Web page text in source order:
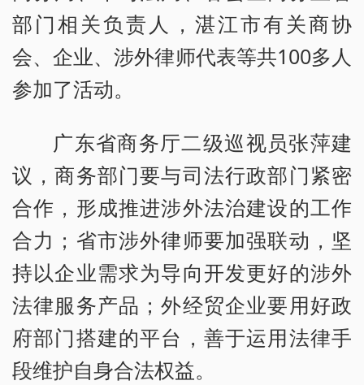
部门相关负责人，湛江市有关商协
会、企业、涉外律师代表等共100多人
参加了活动。
广东省商务厅二级巡视员张萍建
议，商务部门要与司法行政部门紧密
合作，形成推进涉外法治建设的工作
合力；省市涉外律师要加强联动，坚
持以企业需求为导向开发更好的涉外
法律服务产品；外经贸企业要用好政
府部门搭建的平台，善于运用法律手
段维护自身合法权益。